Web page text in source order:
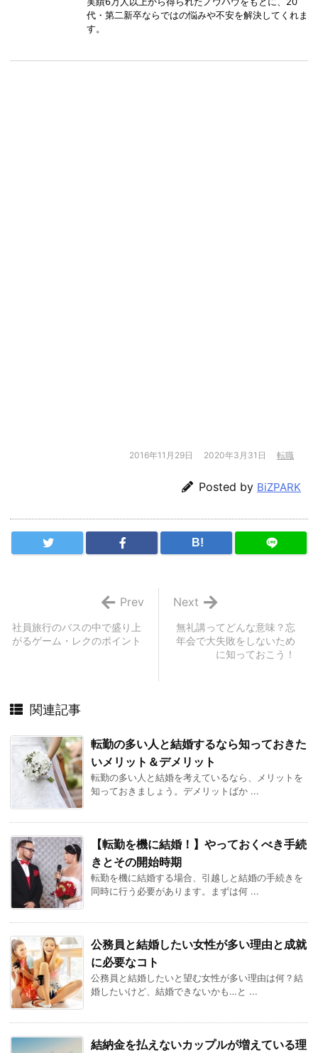
代・第二新卒ならではの悩みや不安を解決してくれま
す。
2016年11月29日 2020年3月31日 転職
Posted by BiZPARK
B!
無礼講ってどんな意味？忘
年会で大失敗をしないため
に知っておこう！
Next
社員旅行のバスの中で盛り上
がるゲーム・レクのポイント
Prev
関連記事
転勤の多い人と結婚するなら知っておきた
いメリット＆デメリット
転勤の多い人と結婚を考えているなら、メリットを
知っておきましょう。デメリットばか ...
【転勤を機に結婚！】やっておくべき手続
きとその開始時期
転勤を機に結婚する場合、引越しと結婚の手続きを
同時に行う必要があります。まずは何 ...
公務員と結婚したい女性が多い理由と成就
に必要なコト
公務員と結婚したいと望む女性が多い理由は何？結
婚したいけど、結婚できないかも…と ...
結納金を払えないカップルが増えている理